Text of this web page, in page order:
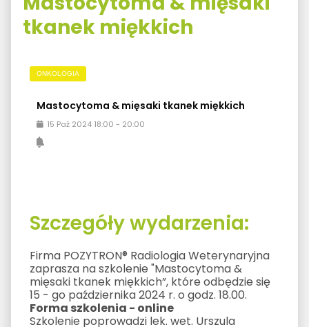
tkanek miękkich
ONKOLOGIA
Mastocytoma & mięsaki tkanek miękkich
15 Paź 2024 18:00 - 20:00
Szczegóły wydarzenia:
Firma POZYTRON® Radiologia Weterynaryjna
zaprasza na szkolenie "Mastocytoma &
mięsaki tkanek miękkich”, które odbędzie się
15 - go października 2024 r. o godz. 18.00.
Forma szkolenia - online
Szkolenie poprowadzi lek. wet. Urszula